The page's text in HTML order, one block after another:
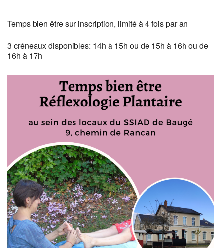
Temps bien être sur inscription, limité à 4 fois par an
3 créneaux disponibles: 14h à 15h ou de 15h à 16h ou de
16h à 17h